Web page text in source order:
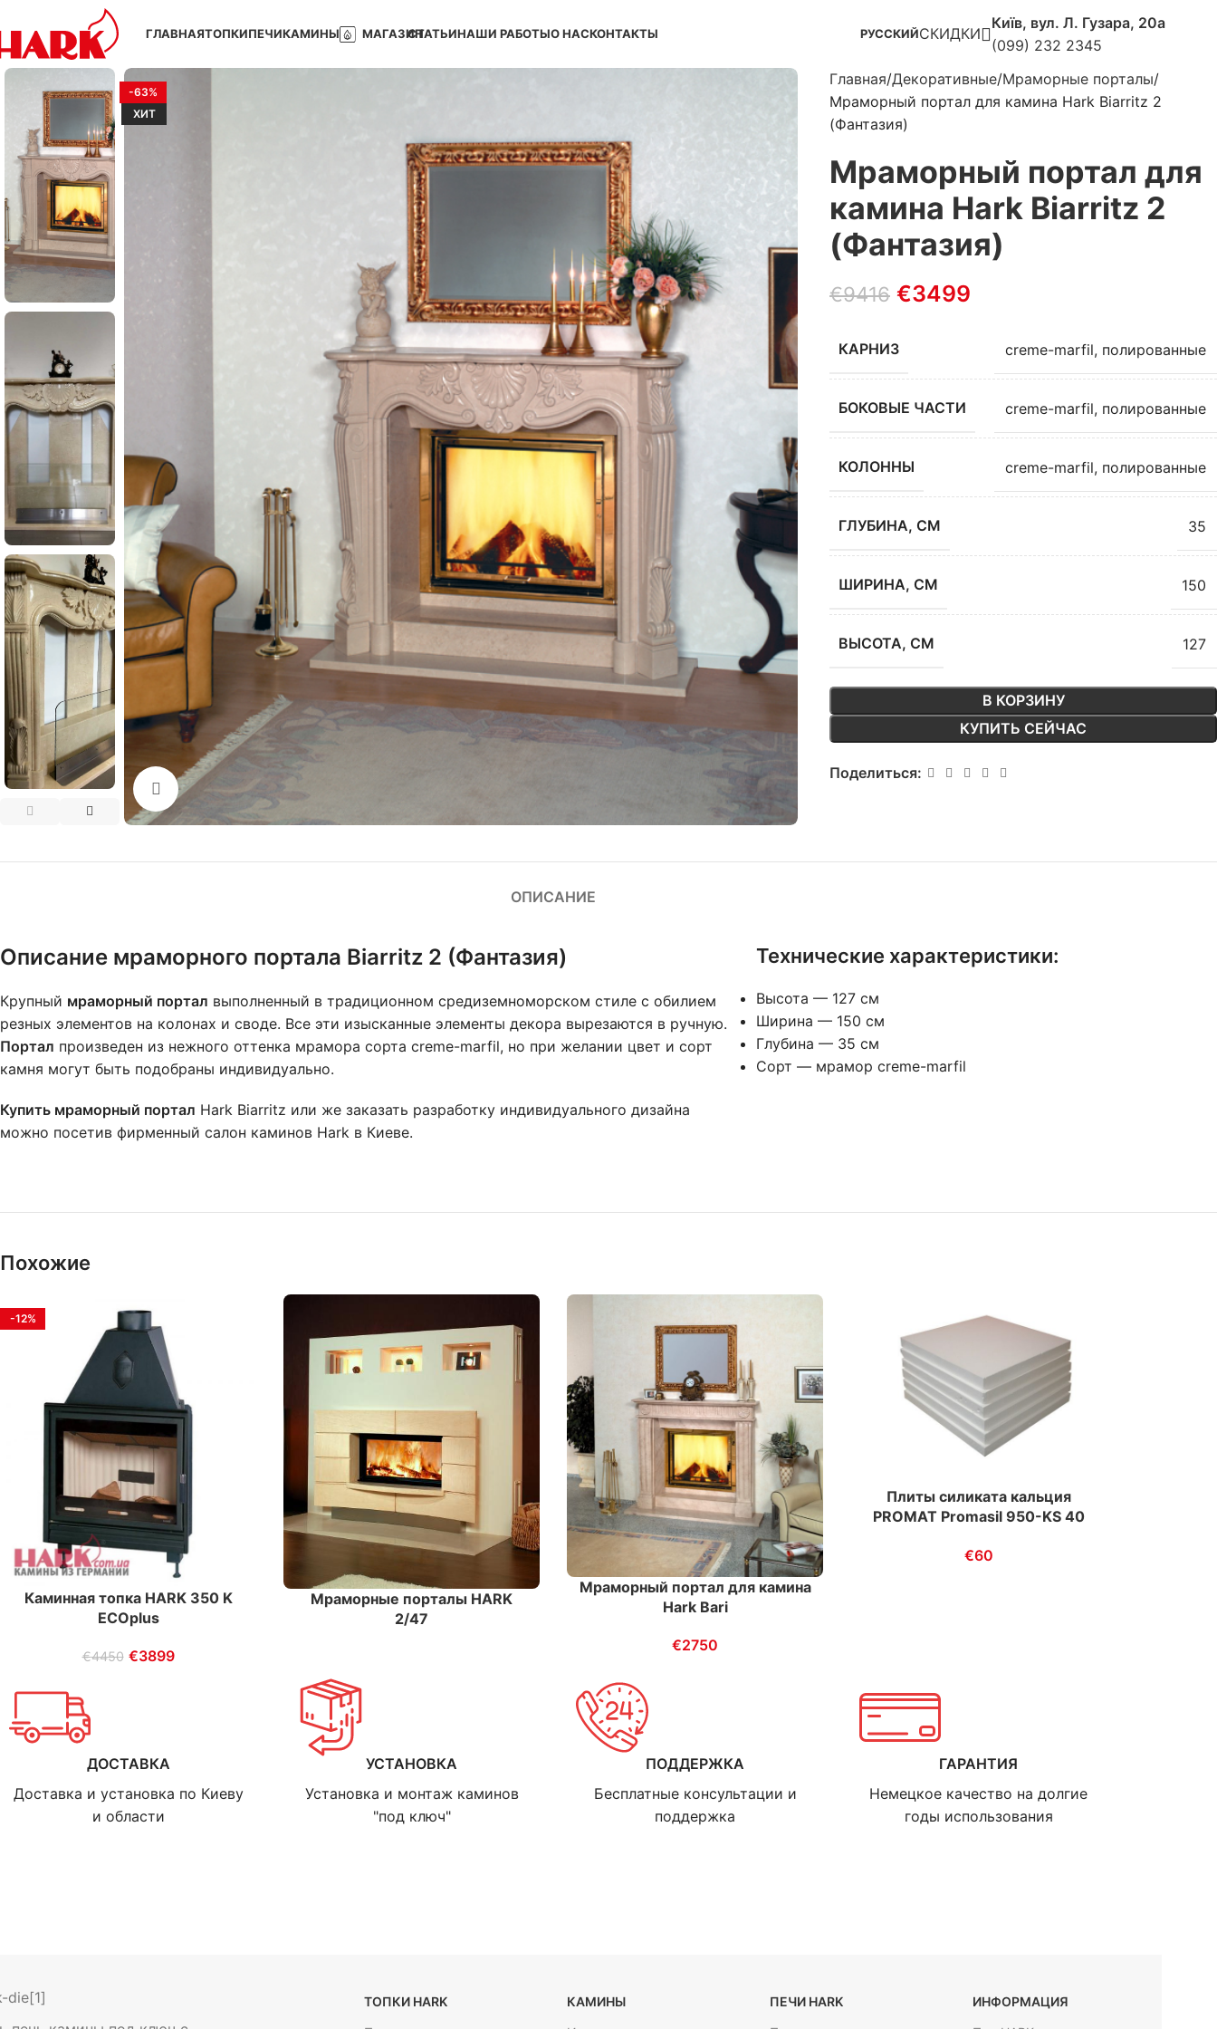
ГЛАВНАЯТОПКИПЕЧИКАМИНЫ МАГАЗИНСТАТЬИНАШИ РАБОТЫО НАСКОНТАКТЫ РУССКИЙСКИДКИ
Київ, вул. Л. Гузара, 20а
(099) 232 2345
-63%
ХИТ
Нажмите, чтобы увеличить
Главная Декоративные Мраморные порталы
Мраморный портал для камина Hark Biarritz 2
(Фантазия)
Мраморный портал для
камина Hark Biarritz 2
(Фантазия)
€9416 €3499
КАРНИЗ creme-marfil, полированные
БОКОВЫЕ ЧАСТИ creme-marfil, полированные
КОЛОННЫ creme-marfil, полированные
ГЛУБИНА, СМ 35
ШИРИНА, СМ 150
ВЫСОТА, СМ 127
В КОРЗИНУ
КУПИТЬ СЕЙЧАС
Поделиться:
ОПИСАНИЕ
Описание мраморного портала Biarritz 2 (Фантазия)
Крупный мраморный портал выполненный в традиционном средиземноморском стиле с обилием
резных элементов на колонах и своде. Все эти изысканные элементы декора вырезаются в ручную.
Портал произведен из нежного оттенка мрамора сорта creme-marfil, но при желании цвет и сорт
камня могут быть подобраны индивидуально.
Купить мраморный портал Hark Biarritz или же заказать разработку индивидуального дизайна
можно посетив фирменный салон каминов Hark в Киеве.
Технические характеристики:
Высота — 127 см
Ширина — 150 см
Глубина — 35 см
Сорт — мрамор creme-marfil
Похожие
-12%
Каминная топка HARK 350 K
ECOplus
€4450 €3899
Мраморные порталы HARK
2/47
Мраморный портал для камина
Hark Bari
€2750
Плиты силиката кальция
PROMAT Promasil 950-KS 40
€60
ДОСТАВКА
Доставка и установка по Киеву
и области
УСТАНОВКА
Установка и монтаж каминов
"под ключ"
ПОДДЕРЖКА
Бесплатные консультации и
поддержка
ГАРАНТИЯ
Немецкое качество на долгие
годы использования
ТОПКИ HARK
КАМИНЫ
ПЕЧИ HARK
ИНФОРМАЦИЯ